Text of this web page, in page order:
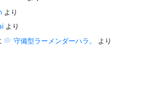
より
より
守備型ラーメンダーハラ。 より